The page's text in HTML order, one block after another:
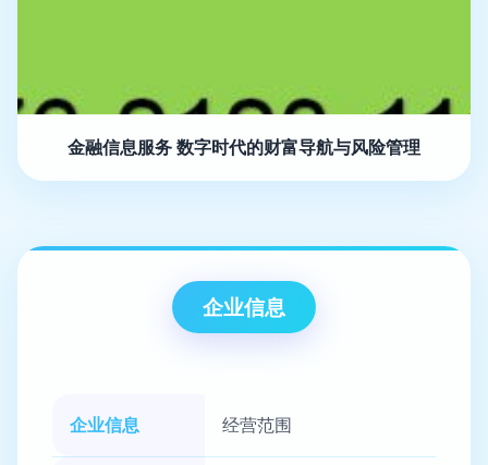
金融信息服务 数字时代的财富导航与风险管理
企业信息
企业信息 经营范围